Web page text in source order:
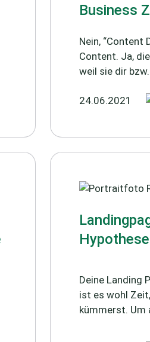
Business
Nein, “Content
Content. Ja,
weil sie dir
24.06.2021
Deine Landing
ist es wohl
kümmerst. Um